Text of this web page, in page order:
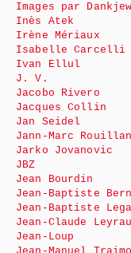
Images par
Inès Atek
Irène Mériaux
Isabelle Carcelli
Ivan Ellul
J. V.
Jacobo Rivero
Jacques Collin
Jan Seidel
Jann-Marc Rouillan
Jarko Jovanovic
JBZ
Jean Bourdin
Jean-Baptiste
Jean-Baptiste
Jean-Claude
Jean-Loup